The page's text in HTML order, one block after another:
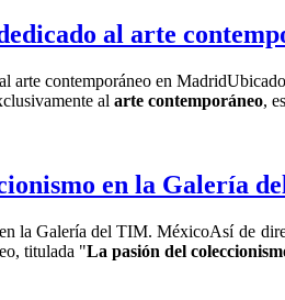
al arte
al arte contemporáneo,
en la Galería
Así de
titulada "La pasión del